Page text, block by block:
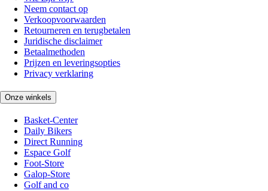
Neem contact op
Verkoopvoorwaarden
Retourneren en terugbetalen
Juridische disclaimer
Betaalmethoden
Prijzen en leveringsopties
Privacy verklaring
Onze winkels
Basket-Center
Daily Bikers
Direct Running
Espace Golf
Foot-Store
Galop-Store
Golf and co